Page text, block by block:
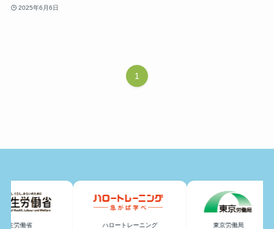
2025年6月6日
1
生労働省 ハロートレーニング 東京労働局